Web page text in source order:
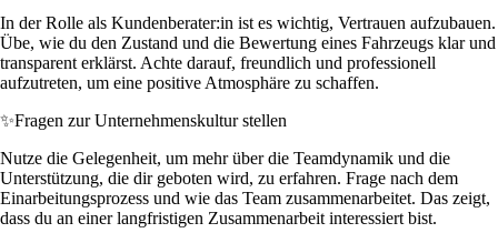
In der Rolle als Kundenberater:in ist es wichtig, Vertrauen aufzubauen.
Übe, wie du den Zustand und die Bewertung eines Fahrzeugs klar und
transparent erklärst. Achte darauf, freundlich und professionell
aufzutreten, um eine positive Atmosphäre zu schaffen.
✨Fragen zur Unternehmenskultur stellen
Nutze die Gelegenheit, um mehr über die Teamdynamik und die
Unterstützung, die dir geboten wird, zu erfahren. Frage nach dem
Einarbeitungsprozess und wie das Team zusammenarbeitet. Das zeigt,
dass du an einer langfristigen Zusammenarbeit interessiert bist.